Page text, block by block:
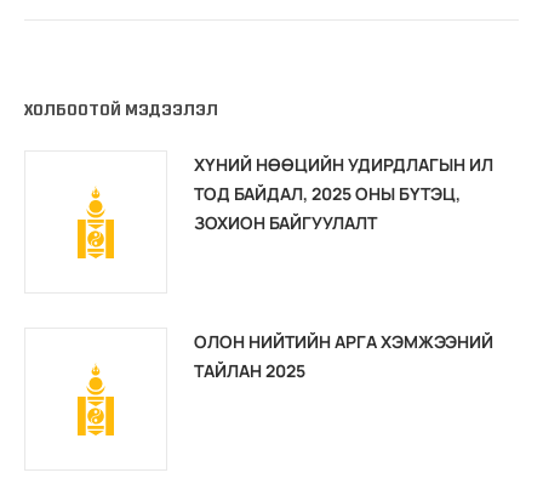
ХОЛБООТОЙ МЭДЭЭЛЭЛ
ХҮНИЙ НӨӨЦИЙН УДИРДЛАГЫН ИЛ
ТОД БАЙДАЛ, 2025 ОНЫ БҮТЭЦ,
ЗОХИОН БАЙГУУЛАЛТ
ОЛОН НИЙТИЙН АРГА ХЭМЖЭЭНИЙ
ТАЙЛАН 2025